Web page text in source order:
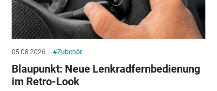
05.08.2026 #Zubehör
Blaupunkt: Neue Lenkradfernbedienung
im Retro-Look